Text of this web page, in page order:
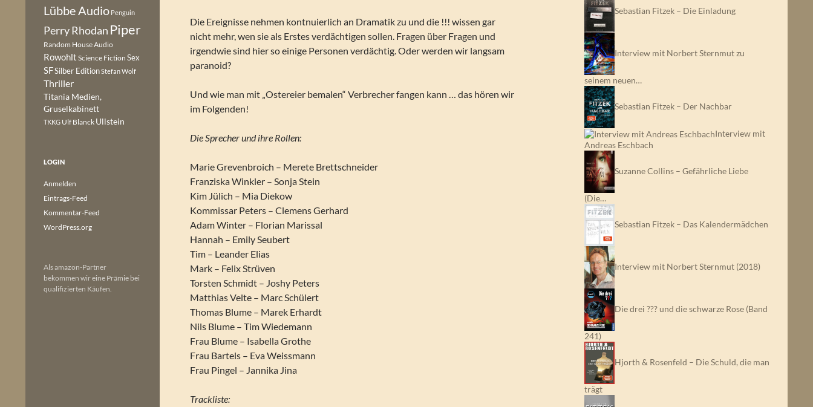
Die Ereignisse nehmen kontnuierlich an Dramatik zu und die !!! wissen gar
nicht mehr, wen sie als Erstes verdächtigen sollen. Fragen über Fragen und
irgendwie sind hier so einige Personen verdächtig. Oder werden wir langsam
paranoid?
Und wie man mit „Ostereier bemalen“ Verbrecher fangen kann … das hören wir
im Folgenden!
Die Sprecher und ihre Rollen:
Marie Grevenbroich – Merete Brettschneider
Franziska Winkler – Sonja Stein
Kim Jülich – Mia Diekow
Kommissar Peters – Clemens Gerhard
Adam Winter – Florian Marissal
Hannah – Emily Seubert
Tim – Leander Elias
Mark – Felix Strüven
Torsten Schmidt – Joshy Peters
Matthias Velte – Marc Schülert
Thomas Blume – Marek Erhardt
Nils Blume – Tim Wiedemann
Frau Blume – Isabella Grothe
Frau Bartels – Eva Weissmann
Frau Pingel – Jannika Jina
Trackliste:
Sebastian Fitzek – Die Einladung
Interview mit Norbert Sternmut zu
seinem neuen…
Sebastian Fitzek – Der Nachbar
Interview mit
Andreas Eschbach
Suzanne Collins – Gefährliche Liebe
(Die…
Sebastian Fitzek – Das Kalendermädchen
Interview mit Norbert Sternmut (2018)
Die drei ??? und die schwarze Rose (Band
241)
Hjorth & Rosenfeld – Die Schuld, die man
trägt
Lübbe Audio Penguin
Perry Rhodan Piper
Random House Audio
Rowohlt Science Fiction Sex
SFSilber EditionStefan Wolf
Thriller
Titania Medien,
Gruselkabinett
TKKG Ulf Blanck Ullstein
LOGIN
Anmelden
Eintrags-Feed
Kommentar-Feed
WordPress.org
Als amazon-Partner
bekommen wir eine Prämie bei
qualifizierten Käufen.